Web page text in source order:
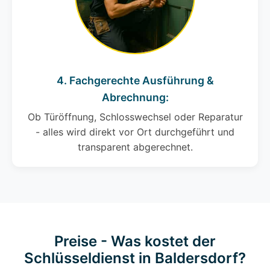
4. Fachgerechte Ausführung &
Abrechnung:
Ob Türöffnung, Schlosswechsel oder Reparatur
- alles wird direkt vor Ort durchgeführt und
transparent abgerechnet.
Preise - Was kostet der
Schlüsseldienst in Baldersdorf?